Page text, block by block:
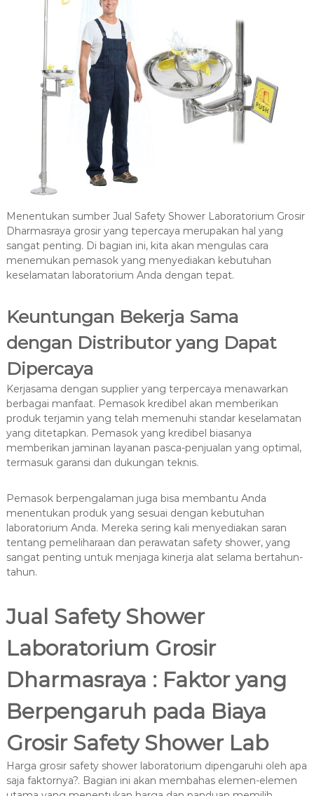
Menentukan sumber Jual Safety Shower Laboratorium Grosir
Dharmasraya grosir yang tepercaya merupakan hal yang
sangat penting. Di bagian ini, kita akan mengulas cara
menemukan pemasok yang menyediakan kebutuhan
keselamatan laboratorium Anda dengan tepat.
Keuntungan Bekerja Sama
dengan Distributor yang Dapat
Dipercaya
Kerjasama dengan supplier yang terpercaya menawarkan
berbagai manfaat. Pemasok kredibel akan memberikan
produk terjamin yang telah memenuhi standar keselamatan
yang ditetapkan. Pemasok yang kredibel biasanya
memberikan jaminan layanan pasca-penjualan yang optimal,
termasuk garansi dan dukungan teknis.
Pemasok berpengalaman juga bisa membantu Anda
menentukan produk yang sesuai dengan kebutuhan
laboratorium Anda. Mereka sering kali menyediakan saran
tentang pemeliharaan dan perawatan safety shower, yang
sangat penting untuk menjaga kinerja alat selama bertahun-
tahun.
Jual Safety Shower
Laboratorium Grosir
Dharmasraya : Faktor yang
Berpengaruh pada Biaya
Grosir Safety Shower Lab
Harga grosir safety shower laboratorium dipengaruhi oleh apa
saja faktornya?. Bagian ini akan membahas elemen-elemen